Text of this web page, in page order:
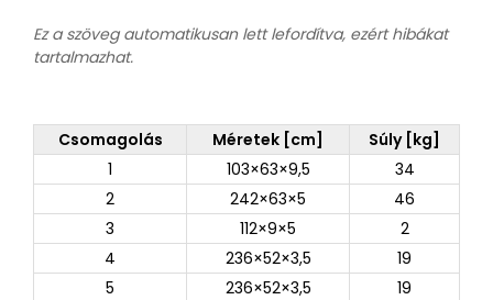
Ez a szöveg automatikusan lett lefordítva, ezért hibákat
tartalmazhat.
Csomagolás Méretek [cm]
Súly [kg]
1
103×63×9,5
34
2
242×63×5
46
3
112×9×5
2
4
236×52×3,5
19
5
236×52×3,5 19